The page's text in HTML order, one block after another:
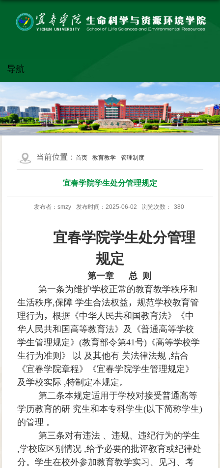
导航
当前位置：首页 教育教学 管理制度
宜春学院学生处分管理规定
发布者：smzy 发布时间：2025-06-02 浏览次数： 380
宜春学院学生处分管理
规定
第一章 总 则
第一条为维护学校正常的教育教学秩序和
生活秩序,保障 学生合法权益 ，规范学校教育管
理行为 ，根据《中华人民共和国教育法》《中
华人民共和国高等教育法》及《普通高等学校
学生管理规定》(教育部令第41号) 《高等学校学
生行为准则》 以 及其他有 关法律法规 ,结合
《宜春学院章程》《宜春学院学生管理规定》
及学校实际 ,特制定本规定。
第二条本规定适用于学校对接受普通高等
学历教育的研 究生和本专科学生(以下简称学生)
的管理 。
第三条对有违法 、违规、违纪行为的学生
,学校应区别情况 ,给予必要的批评教育或纪律处
分。学生在校外参加教育教学实习、见习、考